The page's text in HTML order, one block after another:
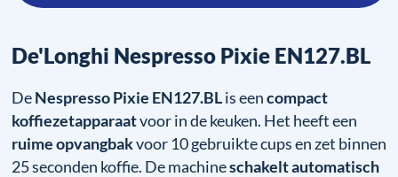
De'Longhi Nespresso Pixie EN127.BL
DeNespresso Pixie EN127.BLis eencompact
koffiezetapparaatvoor in de keuken. Het heeft een
ruime opvangbakvoor 10 gebruikte cups en zet binnen
25 seconden koffie. De machineschakelt automatisch